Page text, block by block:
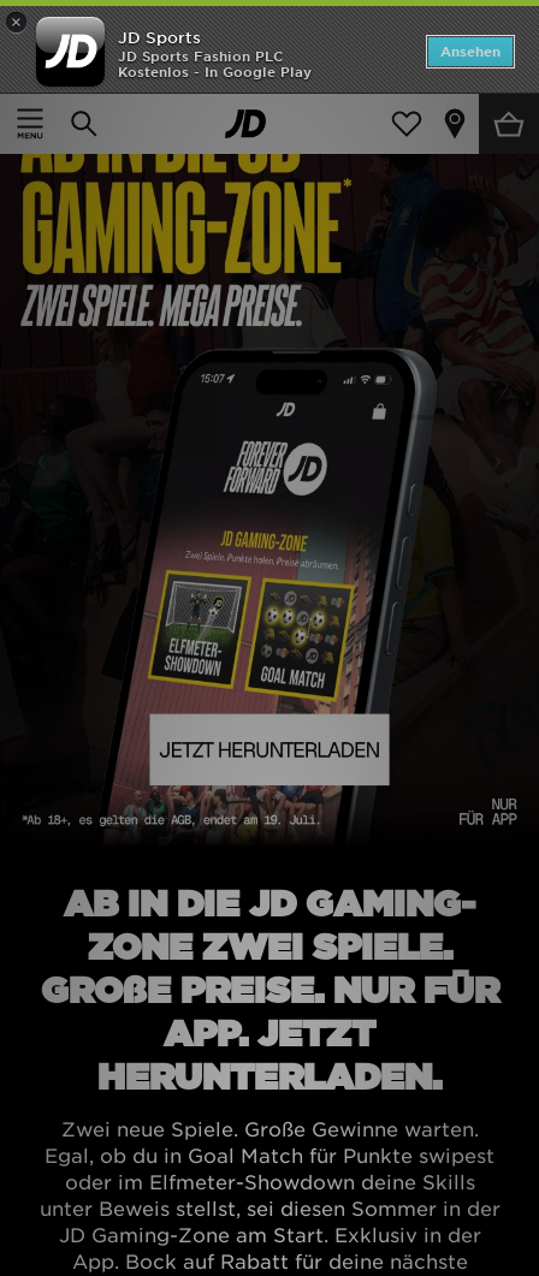
×
JD Sports
JD Sports Fashion PLC
Kostenlos - In Google Play
Ansehen
‹
AB IN DIE JD GAMING-
ZONE ZWEI SPIELE.
GROßE PREISE. NUR FÜR
APP. JETZT
HERUNTERLADEN.
Zwei neue Spiele. Große Gewinne warten.
Egal, ob du in Goal Match für Punkte swipest
oder im Elfmeter-Showdown deine Skills
unter Beweis stellst, sei diesen Sommer in der
JD Gaming-Zone am Start. Exklusiv in der
App. Bock auf Rabatt für deine nächste
ANGEBOTE
Neuheiten
Herren
Damen
Kinder
Bestsellers
Hilfe & Kontakt
Geschenkgutschein
Studenten